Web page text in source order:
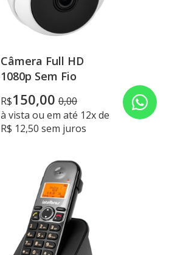
Câmera Full HD
1080p Sem Fio
R$150,00 0,00
à vista ou em até 12x de
R$ 12,50 sem juros